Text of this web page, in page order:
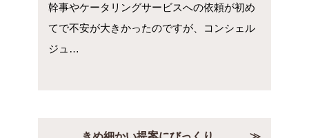
幹事やケータリングサービスへの依頼が初め
てで不安が大きかったのですが、コンシェル
ジュ…